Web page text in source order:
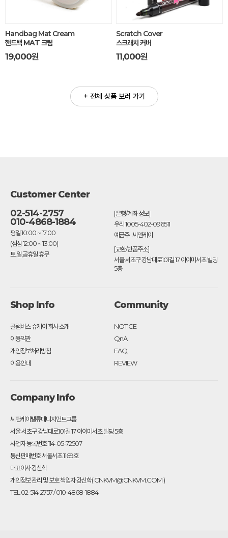
Handbag Mat Cream
핸드백 MAT 크림
19,000원
Scratch Cover
스크래치 커버
11,000원
+ 전체 상품 보러 가기
Customer Center
02-514-2757
010-4868-1884
평일 10:00 ~ 17:00
(점심 12:00 ~ 13:00)
토,일,공휴일 휴무
[은행/계좌 정보]
우리 1005-402-096511
예금주 : 씨앤케이
[교환/반품주소]
서울 서초구 강남대로101길 17 아이미서초 빌딩
5층
Shop Info
콜럼버스 슈케어 회사 소개
이용약관
개인정보처리방침
이용안내
Community
NOTICE
QnA
FAQ
REVIEW
Company Info
씨앤케이밸류매니지먼트그룹
서울 서초구 강남대로101길 17 아이미서초 빌딩 5층
사업자 등록번호 114-05-72507
통신판매번호 서울서초 1169호
대표이사 강신학
개인정보 관리 및 보호 책임자 강신학( CNKVM@CNKVM.COM )
TEL 02-514-2757 / 010-4868-1884